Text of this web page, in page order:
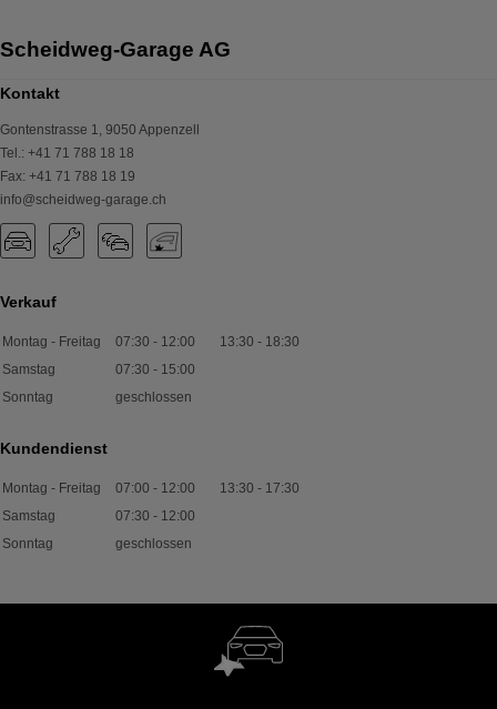
Kontakt
Gontenstrasse 1, 9050 Appenzell
Tel.: +41 71 788 18 18
Fax: +41 71 788 18 19
info@scheidweg-garage.ch
Verkauf
Montag - Freitag 07:30 - 12:00 13:30 - 18:30
Samstag
07:30 - 15:00
Sonntag
geschlossen
Kundendienst
Montag - Freitag 07:00 - 12:00 13:30 - 17:30
Samstag
07:30 - 12:00
Sonntag
geschlossen